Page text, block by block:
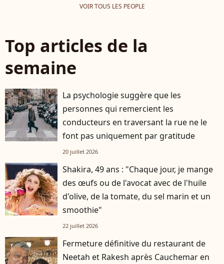
VOIR TOUS LES PEOPLE
Top articles de la
semaine
La psychologie suggère que les
personnes qui remercient les
conducteurs en traversant la rue ne le
font pas uniquement par gratitude
20 juillet 2026
Shakira, 49 ans : "Chaque jour, je mange
des œufs ou de l'avocat avec de l'huile
d'olive, de la tomate, du sel marin et un
smoothie"
22 juillet 2026
Fermeture définitive du restaurant de
Neetah et Rakesh après Cauchemar en